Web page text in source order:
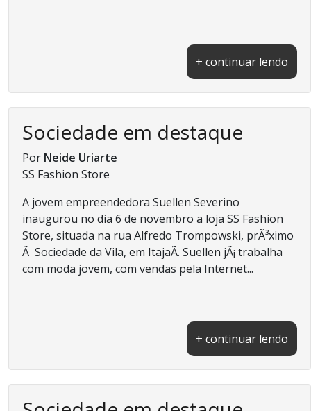
+ continuar lendo
Sociedade em destaque
Por Neide Uriarte
SS Fashion Store
A jovem empreendedora Suellen Severino
inaugurou no dia 6 de novembro a loja SS Fashion
Store, situada na rua Alfredo Trompowski, prÃ³ximo
Ã Sociedade da Vila, em ItajaÃ­. Suellen jÃ¡ trabalha
com moda jovem, com vendas pela Internet...
+ continuar lendo